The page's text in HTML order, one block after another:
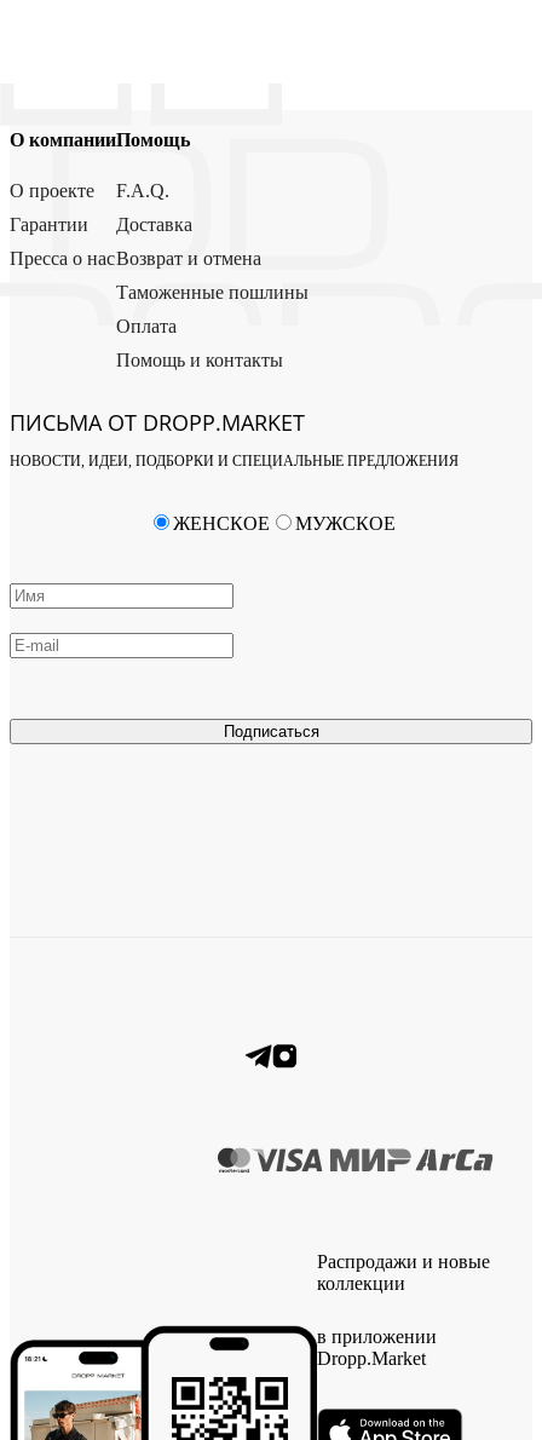
О компании
О проекте
Гарантии
Пресса о нас
Помощь
F.A.Q.
Доставка
Возврат и отмена
Таможенные пошлины
Оплата
Помощь и контакты
ПИСЬМА ОТ DROPP.MARKET
НОВОСТИ, ИДЕИ, ПОДБОРКИ И СПЕЦИАЛЬНЫЕ ПРЕДЛОЖЕНИЯ
Подписаться
ЖЕНСКОЕ МУЖСКОЕ
Распродажи и новые
коллекции
в приложении
Dropp.Market